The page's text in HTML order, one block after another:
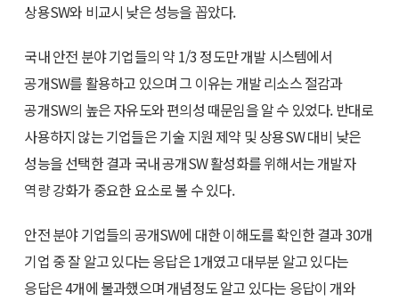
상용SW와 비교시 낮은 성능을 꼽았다.
국내 안전 분야 기업들의 약 1/3 정도만 개발 시스템에서
공개SW를 활용하고 있으며 그 이유는 개발 리소스 절감과
공개SW의 높은 자유도와 편의성 때문임을 알 수 있었다. 반대로
사용하지 않는 기업들은 기술 지원 제약 및 상용SW 대비 낮은
성능을 선택한 결과 국내 공개SW 활성화를 위해서는 개발자
역량 강화가 중요한 요소로 볼 수 있다.
안전 분야 기업들의 공개SW에 대한 이해도를 확인한 결과 30개
기업 중 잘 알고 있다는 응답은 1개였고 대부분 알고 있다는
응답은 4개에 불과했으며 개념정도 알고 있다는 응답이 개와